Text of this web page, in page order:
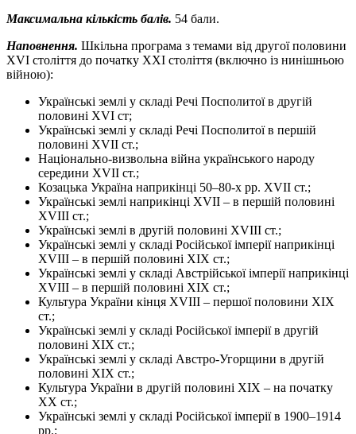
Максимальна кількість балів. 54 бали.
Наповнення. Шкільна програма з темами від другої половини
XVI століття до початку XXI століття (включно із нинішньою
війною):
Українські землі у складі Речі Посполитої в другій
половині XVI ст;
Українські землі у складі Речі Посполитої в першій
половині XVII ст.;
Національно-визвольна війна українського народу
середини XVII ст.;
Козацька Україна наприкінці 50–80-х рр. XVII ст.;
Українські землі наприкінці XVII – в першій половині
XVIII ст.;
Українські землі в другій половині XVIII ст.;
Українські землі у складі Російської імперії наприкінці
XVIII – в першій половині XIX ст.;
Українські землі у складі Австрійської імперії наприкінці
XVIII – в першій половині XIX ст.;
Культура України кінця XVIII – першої половини XIX
ст.;
Українські землі у складі Російської імперії в другій
половині XIX ст.;
Українські землі у складі Австро-Угорщини в другій
половині XIX ст.;
Культура України в другій половині XIX – на початку
XX ст.;
Українські землі у складі Російської імперії в 1900–1914
рр.;